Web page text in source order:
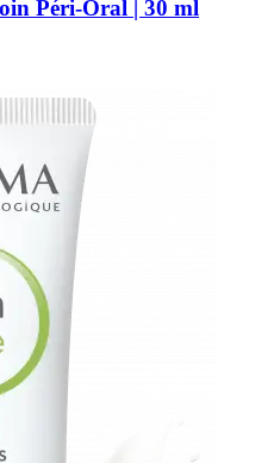
Péri-Oral | 30 ml